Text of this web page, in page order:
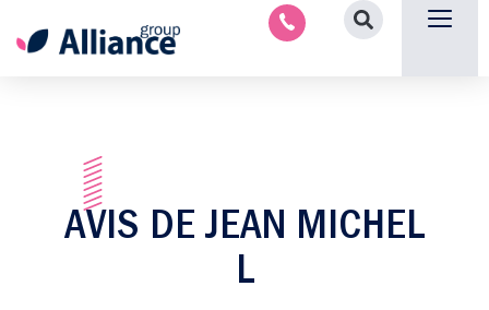
AVIS DE JEAN MICHEL
L